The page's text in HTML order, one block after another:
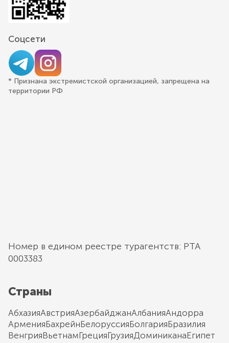
Соцсети
* Признана экстремистской организацией, запрещена на
территории РФ
Номер в едином реестре турагентств: РТА
0003383
Страны
АбхазияАвстрияАзербайджанАлбанияАндорра
АрменияБахрейнБелоруссияБолгарияБразилия
ВенгрияВьетнамГрецияГрузияДоминиканаЕгипет